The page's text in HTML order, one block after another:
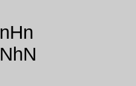
nHn
NhN